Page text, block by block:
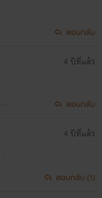
ตอบกลับ
4 ปีที่แล้ว
ตอบกลับ
4 ปีที่แล้ว
ตอบกลับ (1)